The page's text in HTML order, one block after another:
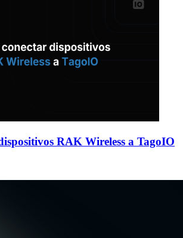
RAK Wireless a TagoIO